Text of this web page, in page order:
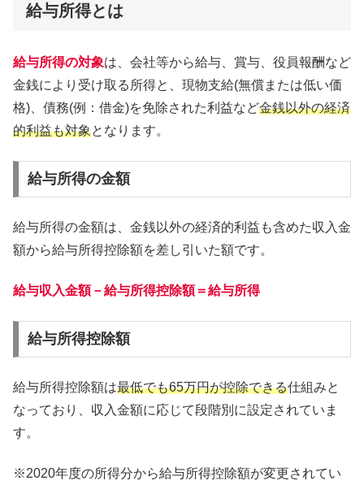
給与所得とは
給与所得の対象は、会社等から給与、賞与、役員報酬など
金銭により受け取る所得と、現物支給(無償または低い価
格)、債務(例：借金)を免除された利益など金銭以外の経済
的利益も対象となります。
給与所得の金額
給与所得の金額は、金銭以外の経済的利益も含めた収入金
額から給与所得控除額を差し引いた額です。
給与収入金額－給与所得控除額＝給与所得
給与所得控除額
給与所得控除額は最低でも65万円が控除できる仕組みと
なっており、収入金額に応じて段階別に設定されていま
す。
※2020年度の所得分から給与所得控除額が変更されてい